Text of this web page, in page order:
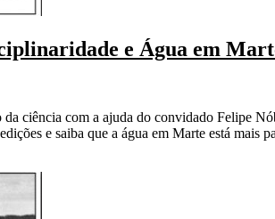
e Água em
ciência com a ajuda do convidado Felipe
e saiba que a água em Marte está mais